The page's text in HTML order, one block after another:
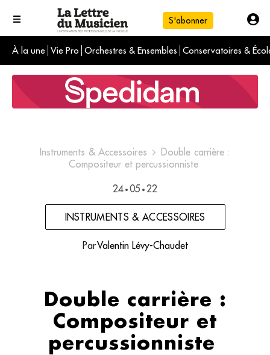
S'abonner
À la une Vie Pro Orchestres & Ensembles Conservatoires &
L'info du jour
Le numéro du mois
International
Instruments & Accessoires
Double carrière :
Compositeur et percussionniste
24 • 05 • 22
INSTRUMENTS & ACCESSOIRES
ParValentin Lévy-Chaudet
Double carrière :
Compositeur et
percussionniste